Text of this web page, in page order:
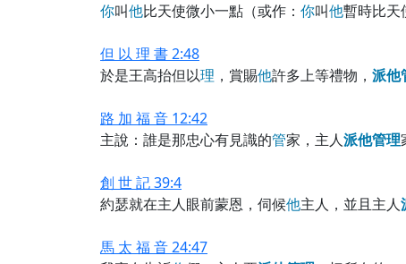
你叫他比天使微小一點（或作： 你叫他暫時比天
但 以 理 書 2:48
於是王高抬但以理 ，賞賜他許多上等禮物， 派他
路 加 福 音 12:42
主說：誰是那忠心有見識的管家，主人派他管理
創 世 記 39:4
約瑟就在主人眼前蒙恩，伺候他主人，並且主人
馬 太 福 音 24:47